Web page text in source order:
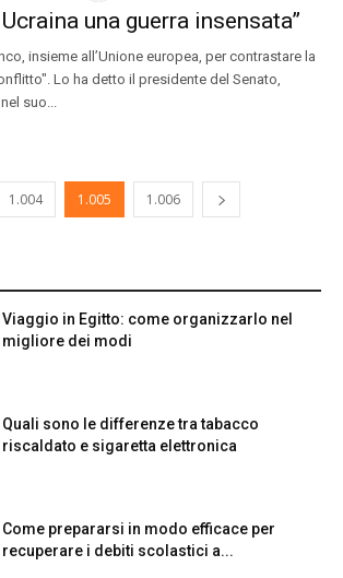
una guerra insensata”
insieme all’Unione europea, per contrastare la
Lo ha detto il presidente del Senato,
suo...
1.004 1.005 1.006
Viaggio in Egitto: come organizzarlo nel
migliore dei modi
Quali sono le differenze tra tabacco
riscaldato e sigaretta elettronica
Come prepararsi in modo efficace per
recuperare i debiti scolastici a...